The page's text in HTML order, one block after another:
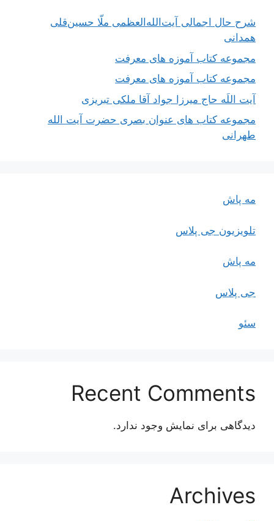
شرح حال اجمالی آیت‌الله‌العظمی ملّا حسین‌قلی
همدانی
مجموعه کتاب آموزه های معرفت
مجموعه کتاب آموزه های معرفت
آیت اللَه حاج میرزا جواد آقا ملکی تبریزی
مجموعه کتاب های عنوان بصری حضرت آیت الله
طهرانی
مه پاش
تلویزیون جی پلاس
مه پاش
جی پلاس
سئو
Recent Comments
دیدگاهی برای نمایش وجود ندارد.
Archives